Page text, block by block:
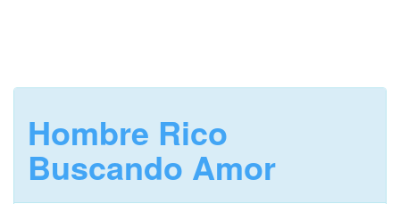
Hombre Rico
Buscando Amor